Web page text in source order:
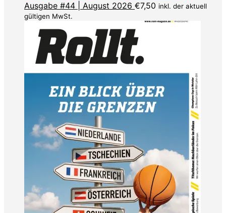
Ausgabe #44 | August 2026 €7,50 inkl. der aktuell
gültigen MwSt.